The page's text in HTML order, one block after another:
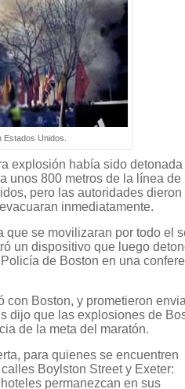
Estados Unidos.
explosión había sido
unos 800 metros de la línea de
pero las autoridades dieron
inmediatamente.
que se movilizaran por todo el
un dispositivo que luego
de Boston en una
con Boston, y prometieron
dijo que las explosiones de
de la meta del maratón.
para quienes se encuentren
Boylston Street y Exeter:
permanezcan en sus